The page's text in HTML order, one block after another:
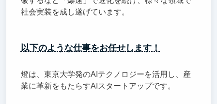
社会実装を成し遂げています。
以下のような仕事をお任せします！
燈は、東京大学発のAIテクノロジーを活用し、産
業に革新をもたらすAIスタートアップです。